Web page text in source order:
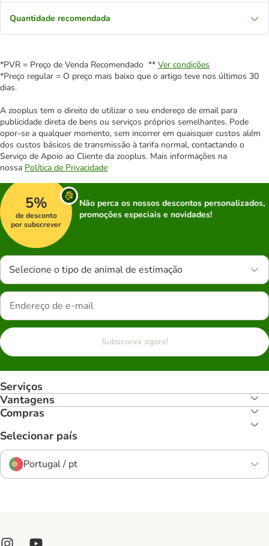
Quantidade recomendada
*PVR = Preço de Venda Recomendado ** Ver condições
*Preço regular = O preço mais baixo que o artigo teve nos últimos 30
dias.
A zooplus tem o direito de utilizar o seu endereço de email para
publicidade direta de bens ou serviços próprios semelhantes. Pode
opor-se a qualquer momento, sem incorrer em quaisquer custos além
dos custos básicos de transmissão à tarifa normal, contactando o
Serviço de Apoio ao Cliente da zooplus. Mais informações na
nossa Política de Privacidade
5%
de desconto
por subscrever
Não perca os nossos descontos personalizados,
promoções especiais e novidades!
Selecione o tipo de animal de estimação
Subscreva agora!
Serviços
Vantagens
Compras
Selecionar país
Portugal / pt